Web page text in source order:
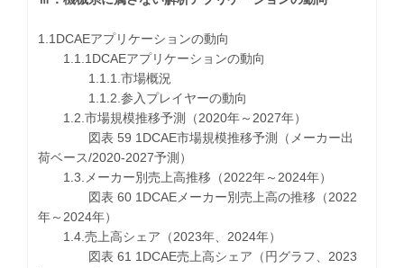
1.1DCAEアプリケーションの動向
1.1.1DCAEアプリケーションの動向
1.1.1.市場概況
1.1.2.参入プレイヤーの動向
1.2.市場規模推移予測（2020年～2027年）
図表 59 1DCAE市場規模推移予測（メーカー出
荷ベース/2020-2027予測）
1.3.メーカー別売上高推移（2022年～2024年）
図表 60 1DCAEメーカー別売上高の推移（2022
年～2024年）
1.4.売上高シェア（2023年、2024年）
図表 61 1DCAE売上高シェア（円グラフ、2023